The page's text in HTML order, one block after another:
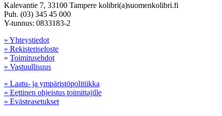
Kalevantie 7, 33100 Tampere kolibri(a)suomenkolibri.fi
Puh. (03) 345 45 000
Y-tunnus: 0833183-2
» Yhteystiedot
» Rekisteriseloste
» Toimitusehdot
» Vastuullisuus
» Laatu- ja ympäristöpolitiikka
» Eettinen ohjeistus toimittajille
» Evästeasetukset